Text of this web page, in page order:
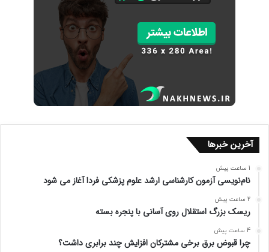
آخرین خبرها
1 ساعت پیش
نام‌نویسی آزمون کارشناسی ارشد علوم پزشکی فردا آغاز می شود
2 ساعت پیش
ریسک بزرگ استقلال روی آسانی با پنجره بسته
4 ساعت پیش
چرا قبوض برق برخی مشترکان افزایش چند برابری داشت؟